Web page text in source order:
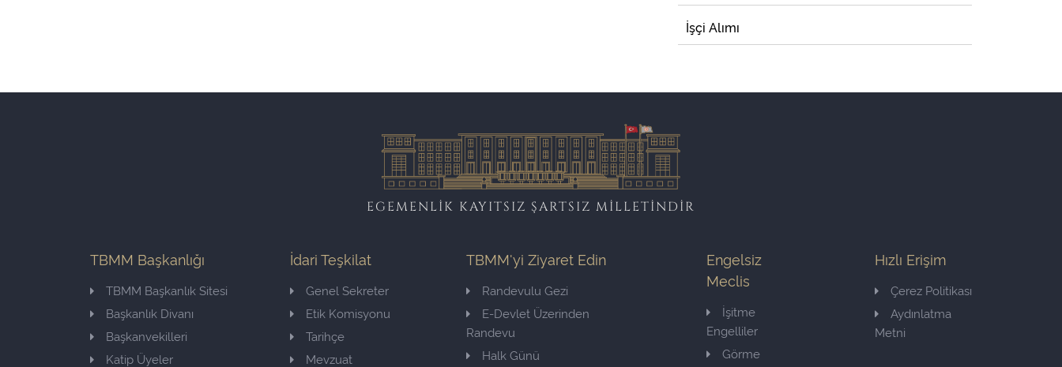
İşçi Alımı
EGEMENLİK KAYITSIZ ŞARTSIZ MİLLETİNDİR
TBMM Başkanlığı
TBMM Başkanlık Sitesi
Başkanlık Divanı
Başkanvekilleri
Katip Üyeler
İdari Teşkilat
Genel Sekreter
Etik Komisyonu
Tarihçe
Mevzuat
TBMM'yi Ziyaret Edin
Randevulu Gezi
E-Devlet Üzerinden
Randevu
Halk Günü
Engelsiz
Meclis
İşitme
Engelliler
Görme
Hızlı Erişim
Çerez Politikası
Aydınlatma
Metni